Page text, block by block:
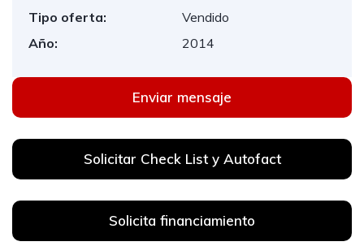
Tipo oferta:
Vendido
Año:
2014
Enviar mensaje
Solicitar Check List y Autofact
Solicita financiamiento